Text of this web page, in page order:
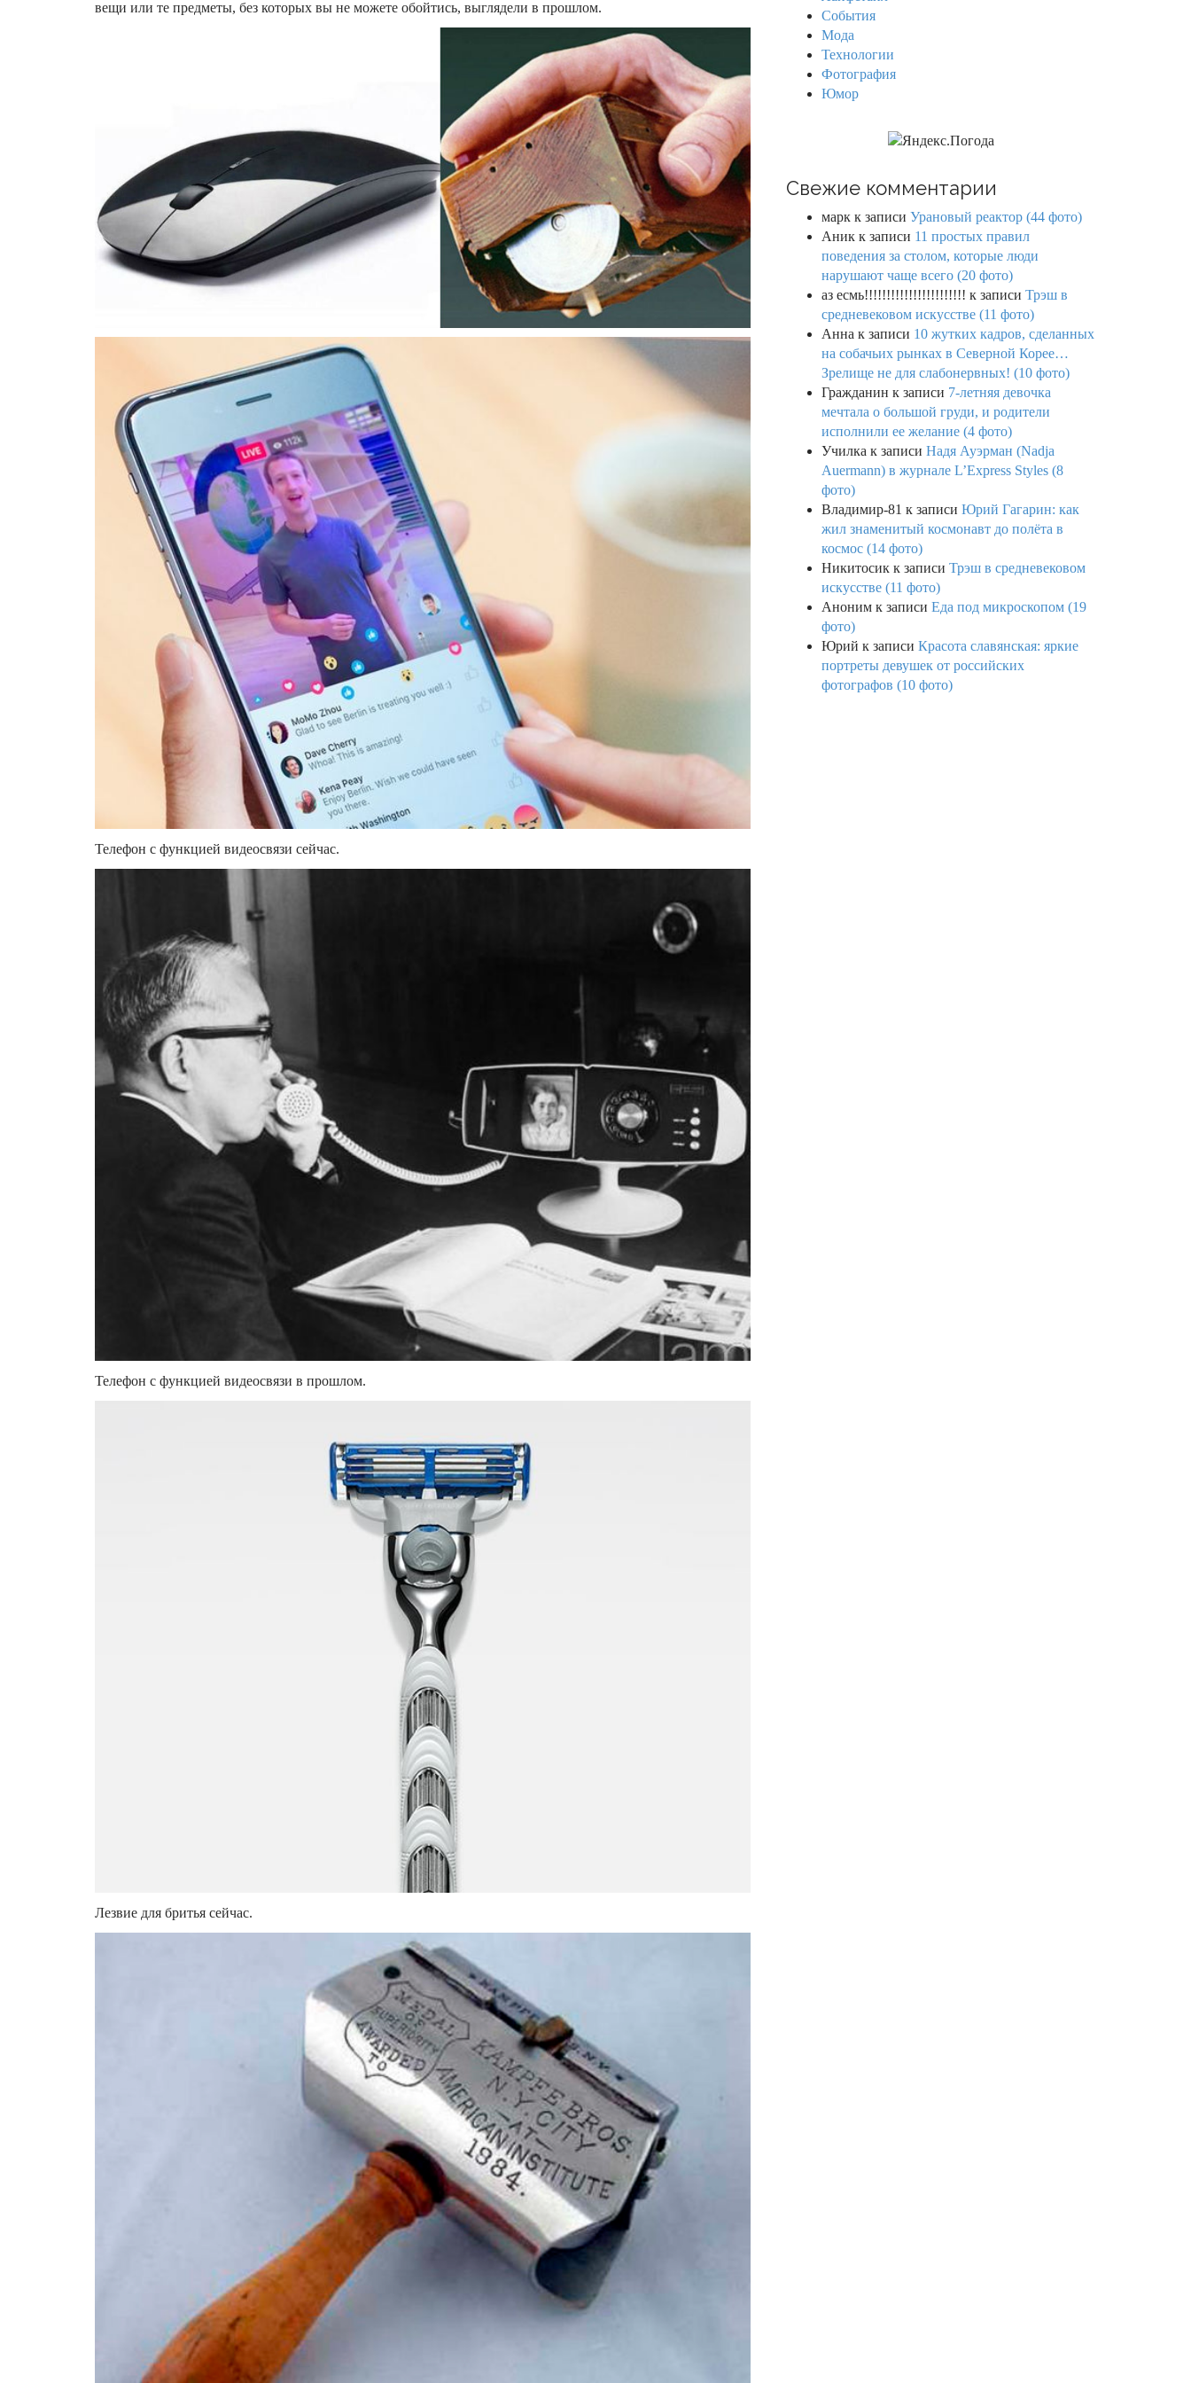
вещи или те предметы, без которых вы не можете обойтись, выглядели в прошлом.
Телефон с функцией видеосвязи сейчас.
Телефон с функцией видеосвязи в прошлом.
Лезвие для бритья сейчас.
События
Мода
Технологии
Фотография
Юмор
Свежие комментарии
марк к записи Урановый реактор (44 фото)
Аник к записи 11 простых правил
поведения за столом, которые люди
нарушают чаще всего (20 фото)
аз есмь!!!!!!!!!!!!!!!!!!!!!!! к записи Трэш в
средневековом искусстве (11 фото)
Анна к записи 10 жутких кадров, сделанных
на собачьих рынках в Северной Корее…
Зрелище не для слабонервных! (10 фото)
Гражданин к записи 7-летняя девочка
мечтала о большой груди, и родители
исполнили ее желание (4 фото)
Училка к записи Надя Ауэрман (Nadja
Auermann) в журнале L’Express Styles (8
фото)
Владимир-81 к записи Юрий Гагарин: как
жил знаменитый космонавт до полёта в
космос (14 фото)
Никитосик к записи Трэш в средневековом
искусстве (11 фото)
Аноним к записи Еда под микроскопом (19
фото)
Юрий к записи Красота славянская: яркие
портреты девушек от российских
фотографов (10 фото)